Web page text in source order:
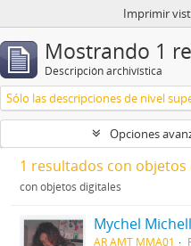
Imprimir
Mostrando 1
Descripción archivística
Sólo las descripciones de nivel
Opciones
1 resultados con objetos
con objetos digitales
Mychel
AR AMT MMA01